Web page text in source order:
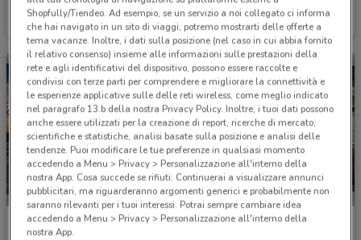
2.6 km 2.7 km
Lancia Fiat
Shopfully/Tiendeo. Ad esempio, se un servizio a noi collegato ci informa
che hai navigato in un sito di viaggi, potremo mostrarti delle offerte a
tema vacanze. Inoltre, i dati sulla posizione (nel caso in cui abbia fornito
il relativo consenso) insieme alle informazioni sulle prestazioni della
rete e agli identificativi del dispositivo, possono essere raccolte e
condivisi con terze parti per comprendere e migliorare la connettività e
le esperienze applicative sulle delle reti wireless, come meglio indicato
nel paragrafo 13.b della nostra Privacy Policy. Inoltre, i tuoi dati possono
anche essere utilizzati per la creazione di report, ricerche di mercato,
scientifiche e statistiche, analisi basate sulla posizione e analisi delle
tendenze. Puoi modificare le tue preferenze in qualsiasi momento
accedendo a Menu > Privacy > Personalizzazione all'interno della
nostra App. Cosa succede se rifiuti: Continuerai a visualizzare annunci
pubblicitari, ma riguarderanno argomenti generici e probabilmente non
saranno rilevanti per i tuoi interessi. Potrai sempre cambiare idea
accedendo a Menu > Privacy > Personalizzazione all'interno della
nostra App.